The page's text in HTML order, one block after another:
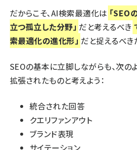
だからこそ、AI検索最適化は 「SEO
立つ孤立した分野」 だと考えるべき
索最適化の進化形」 だと捉えるべき
SEOの基本に立脚しながらも、次の
拡張されたものと考えよう：
統合された回答
クエリファンアウト
ブランド表現
サイテーション